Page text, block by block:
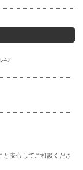
4F
と安心してご相談くださ